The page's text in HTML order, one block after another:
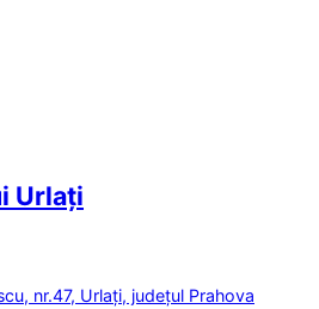
Urlați
nr.47, Urlați, județul Prahova